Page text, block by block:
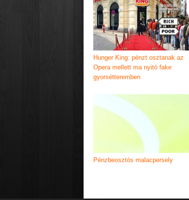
Hunger King: pénzt osztanak az
Opera mellett ma nyitó fake
gyorsétteremben
Pénzbeosztós malacpersely